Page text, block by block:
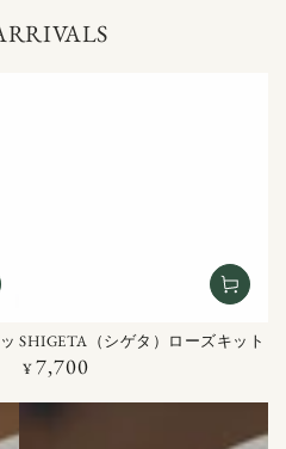
SHIGETA（シゲタ）ローズキット
定
¥7,700